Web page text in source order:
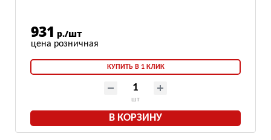
931 р./шт
КУПИТЬ В 1 КЛИК
шт
В КОРЗИНУ